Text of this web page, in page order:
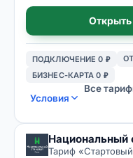
Открыть
ПОДКЛЮЧЕНИЕ 0 ₽
БИЗНЕС-КАРТА 0 ₽
Условия
Все
Национальный
Тариф «Стартовый